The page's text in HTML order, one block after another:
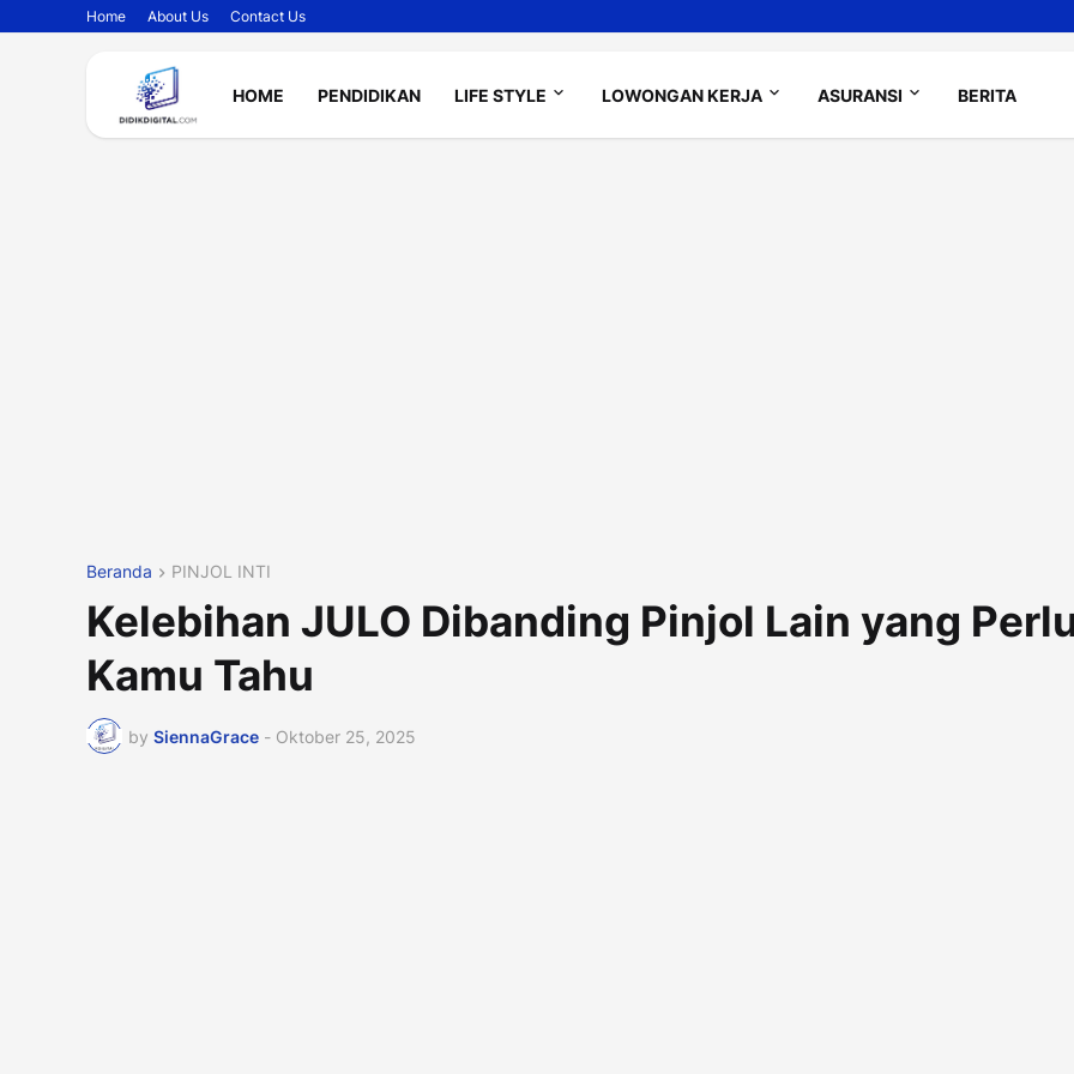
Home About Us Contact Us
HOME PENDIDIKAN LIFE STYLE LOWONGAN KERJA ASURANSI BERITA
Beranda PINJOL INTI
Kelebihan JULO Dibanding Pinjol Lain yang
Kamu Tahu
by SiennaGrace - Oktober 25, 2025